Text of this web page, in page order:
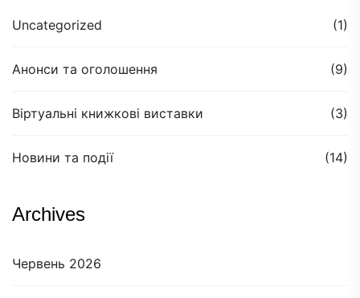
Uncategorized (1)
Анонси та оголошення (9)
Віртуальні книжкові виставки (3)
Новини та події (14)
Archives
Червень 2026